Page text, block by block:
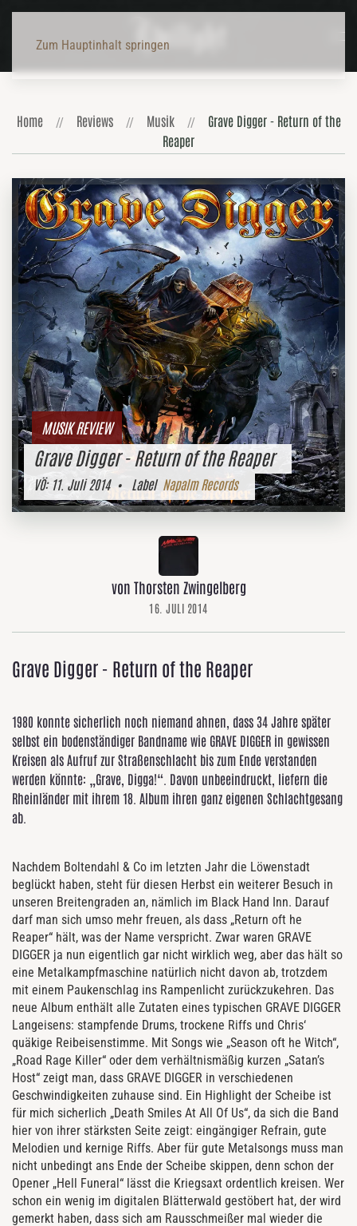
Zum Hauptinhalt springen
Home Reviews Musik
Grave Digger - Return of the
Reaper
MUSIK REVIEW
Grave Digger - Return of the Reaper
VÖ:11. Juli 2014• Label Napalm Records
von Thorsten Zwingelberg
16. JULI 2014
Grave Digger - Return of the Reaper
1980 konnte sicherlich noch niemand ahnen, dass 34 Jahre später
selbst ein bodenständiger Bandname wie GRAVE DIGGER in gewissen
Kreisen als Aufruf zur Straßenschlacht bis zum Ende verstanden
werden könnte: „Grave, Digga!“. Davon unbeeindruckt, liefern die
Rheinländer mit ihrem 18. Album ihren ganz eigenen Schlachtgesang
ab.
Nachdem Boltendahl & Co im letzten Jahr die Löwenstadt
beglückt haben, steht für diesen Herbst ein weiterer Besuch in
unseren Breitengraden an, nämlich im Black Hand Inn. Darauf
darf man sich umso mehr freuen, als dass „Return oft he
Reaper“ hält, was der Name verspricht. Zwar waren GRAVE
DIGGER ja nun eigentlich gar nicht wirklich weg, aber das hält so
eine Metalkampfmaschine natürlich nicht davon ab, trotzdem
mit einem Paukenschlag ins Rampenlicht zurückzukehren. Das
neue Album enthält alle Zutaten eines typischen GRAVE DIGGER
Langeisens: stampfende Drums, trockene Riffs und Chris‘
quäkige Reibeisenstimme. Mit Songs wie „Season oft he Witch“,
„Road Rage Killer“ oder dem verhältnismäßig kurzen „Satan’s
Host“ zeigt man, dass GRAVE DIGGER in verschiedenen
Geschwindigkeiten zuhause sind. Ein Highlight der Scheibe ist
für mich sicherlich „Death Smiles At All Of Us“, da sich die Band
hier von ihrer stärksten Seite zeigt: eingängiger Refrain, gute
Melodien und kernige Riffs. Aber für gute Metalsongs muss man
nicht unbedingt ans Ende der Scheibe skippen, denn schon der
Opener „Hell Funeral“ lässt die Kriegsaxt ordentlich kreisen. Wer
schon ein wenig im digitalen Blätterwald gestöbert hat, der wird
gemerkt haben, dass sich am Rausschmeißer mal wieder die